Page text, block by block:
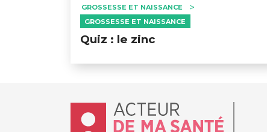
GESONDHEETZENTRUM FONDATION HÔPITAUX
GROSSESSE ET NAISSANCE
GROSSESSE ET NAISSANCE
Quiz : le zinc
Accueil - Acteur de ma santé, by